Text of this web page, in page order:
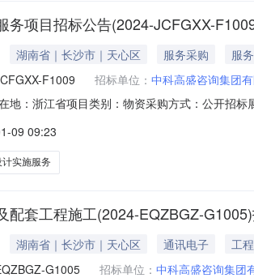
务项目招标公告(2024-JCFGXX-
湖南省｜长沙市｜天心区 服务采购
服务
F1009 招标单位： 中科高盛咨询集团
地：浙江省项目类别：物资采购方式：公开招
（结合建设需求，提供史馆展陈设计实施服务
杭州市。四、投标供
09 09:23
计实施服务
配套工程施工(2024-EQZBGZ-
湖南省｜长沙市｜天心区 通讯电子
工程
G1005 招标单位： 中科高盛咨询集团